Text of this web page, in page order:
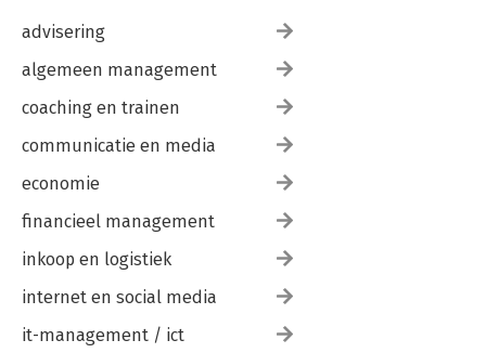
advisering
algemeen management
coaching en trainen
communicatie en media
economie
financieel management
inkoop en logistiek
internet en social media
it-management / ict